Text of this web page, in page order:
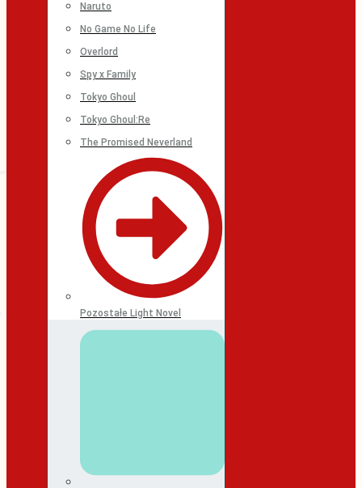
Naruto
No Game No Life
Overlord
Spy x Family
Tokyo Ghoul
Tokyo Ghoul:Re
The Promised Neverland
Pozostałe Light Novel